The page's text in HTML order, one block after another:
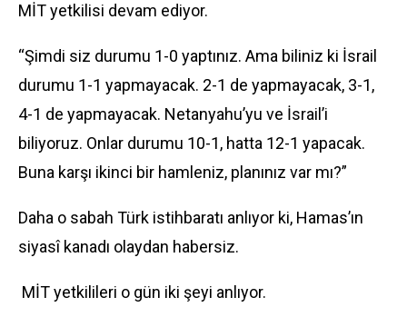
MİT yetkilisi devam ediyor.
“Şimdi siz durumu 1-0 yaptınız. Ama biliniz ki İsrail
durumu 1-1 yapmayacak. 2-1 de yapmayacak, 3-1,
4-1 de yapmayacak. Netanyahu’yu ve İsrail’i
biliyoruz. Onlar durumu 10-1, hatta 12-1 yapacak.
Buna karşı ikinci bir hamleniz, planınız var mı?”
Daha o sabah Türk istihbaratı anlıyor ki, Hamas’ın
siyasî kanadı olaydan habersiz.
MİT yetkilileri o gün iki şeyi anlıyor.